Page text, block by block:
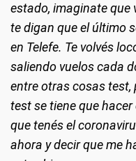
estado, imaginate que
te digan que el último
en Telefe. Te volvés
saliendo vuelos cada
entre otras cosas test,
test se tiene que
que tenés el
ahora y decir que me